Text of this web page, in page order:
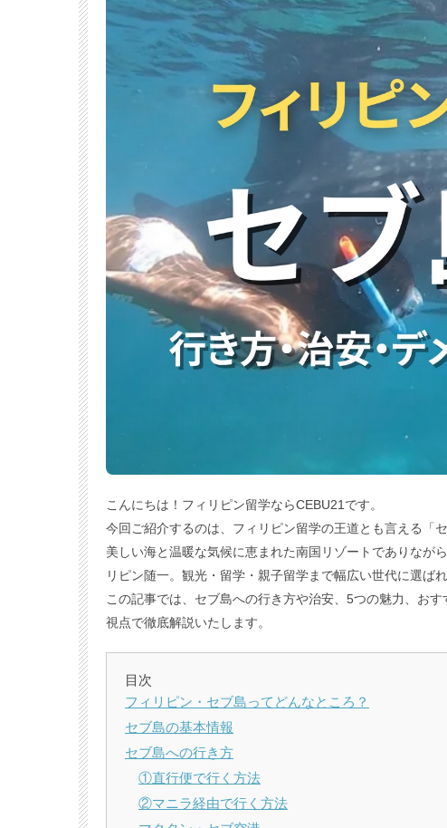
こんにちは！フィリピン留学ならCEBU21です。
今回ご紹介するのは、フィリピン留学の王道とも言える「セ
美しい海と温暖な気候に恵まれた南国リゾートでありなが
リピン随一。観光・留学・親子留学まで幅広い世代に選ば
この記事では、セブ島への行き方や治安、5つの魅力、お
視点で徹底解説いたします。
目次
フィリピン・セブ島ってどんなところ？
セブ島の基本情報
セブ島への行き方
①直行便で行く方法
②マニラ経由で行く方法